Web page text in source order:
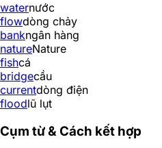
waternước
flowdòng chảy
bankngân hàng
natureNature
fishcá
bridgecầu
currentdòng điện
floodlũ lụt
Cụm từ & Cách kết hợp